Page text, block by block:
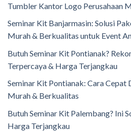
Tumbler Kantor Logo Perusahaan
Seminar Kit Banjarmasin: Solusi
Murah & Berkualitas untuk Event
Butuh Seminar Kit Pontianak?
Terpercaya & Harga Terjangkau
Seminar Kit Pontianak: Cara Cepat
Murah & Berkualitas
Butuh Seminar Kit Palembang? Ini
Harga Terjangkau